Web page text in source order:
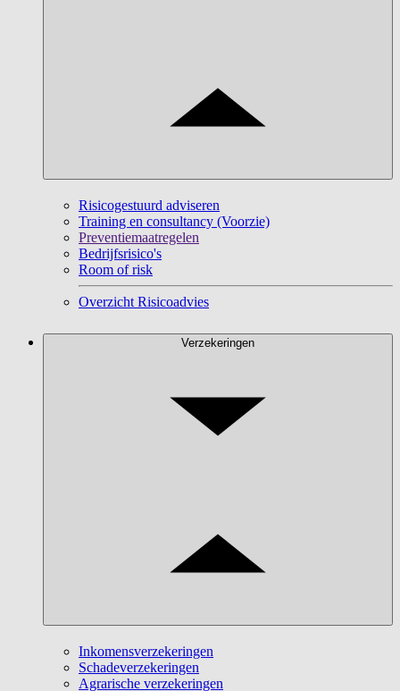
Risicogestuurd adviseren
Training en consultancy (Voorzie)
Preventiemaatregelen
Bedrijfsrisico's
Room of risk
Overzicht Risicoadvies
Verzekeringen
Inkomensverzekeringen
Schadeverzekeringen
Agrarische verzekeringen